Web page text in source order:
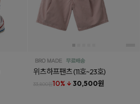
위츠하프팬츠(11호~23호)
33,800원10% ↓ 30,500원